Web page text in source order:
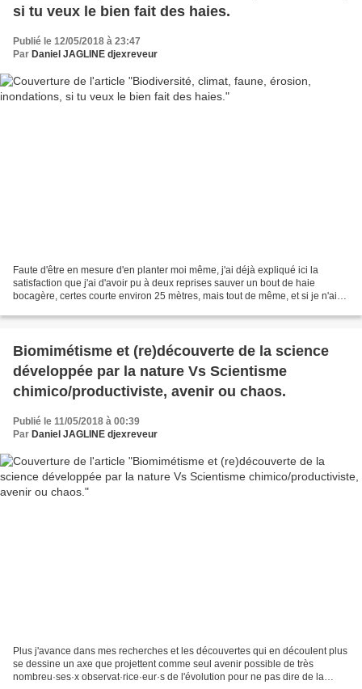
si tu veux le bien fait des haies.
Publié le 12/05/2018 à 23:47
Par Daniel JAGLINE djexreveur
Faute d'être en mesure d'en planter moi même, j'ai déjà expliqué ici la
satisfaction que j'ai d'avoir pu à deux reprises sauver un bout de haie
bocagère, certes courte environ 25 mètres, mais tout de même, et si je n'ai
Biomimétisme et (re)découverte de la science
développée par la nature Vs Scientisme
chimico/productiviste, avenir ou chaos.
Publié le 11/05/2018 à 00:39
Par Daniel JAGLINE djexreveur
Plus j'avance dans mes recherches et les découvertes qui en découlent plus
se dessine un axe que projettent comme seul avenir possible de très
nombreu·ses·x observat·rice·eur·s de l'évolution pour ne pas dire de la